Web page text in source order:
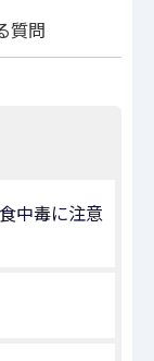
質問
中毒に注意